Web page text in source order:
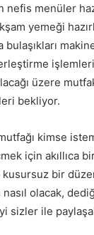
menüler
yemeği
bulaşıkları
üzere
bekliyor.
kimse
için akıllıca
kusursuz bir
olacak,
sizler ile